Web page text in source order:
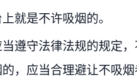
就是不许吸烟的。
遵守法律法规的规定
，应当合理避让不吸